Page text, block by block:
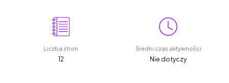
Liczba stron
12
Średni czas aktywności
Nie dotyczy